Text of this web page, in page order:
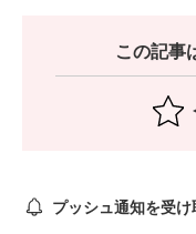
この記事
プッシュ通知を受け